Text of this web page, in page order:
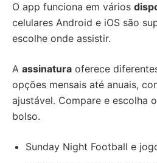
O app funciona em vários
celulares Android e iOS são
escolhe onde assistir.
A assinatura oferece
opções mensais até anuais,
ajustável. Compare e escolha
bolso.
Sunday Night Football e